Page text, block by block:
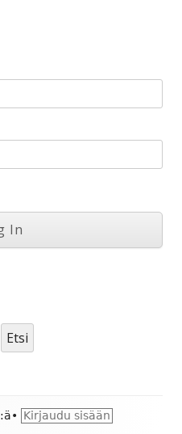
Etsi
:ä• Kirjaudu sisään